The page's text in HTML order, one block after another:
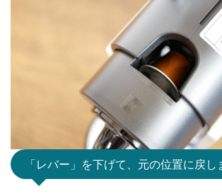
「レバー」を下げて、元の位置に戻し